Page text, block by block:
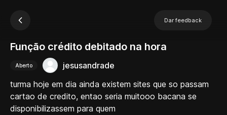
Dar feedback
Função crédito debitado na hora
Aberto
jesusandrade
turma hoje em dia ainda existem sites que so passam
cartao de credito, entao seria muitooo bacana se
disponibilizassem para quem